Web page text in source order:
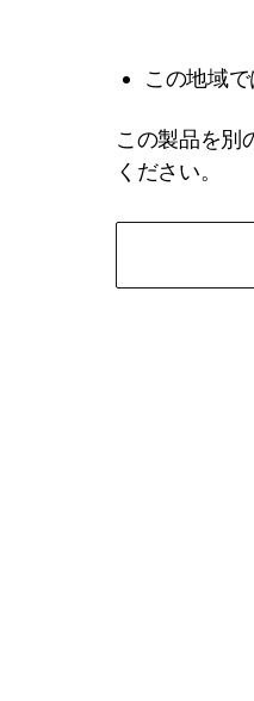
この地域
この製品を別
ください。